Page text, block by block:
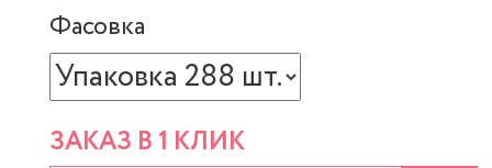
Фасовка
ЗАКАЗ В 1 КЛИК